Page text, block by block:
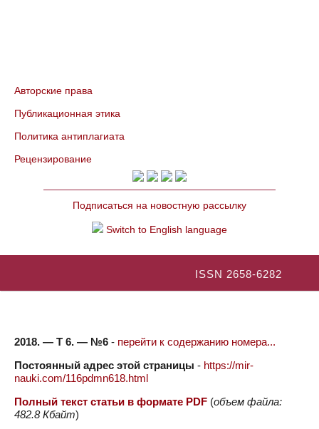
Авторские права
Публикационная этика
Политика антиплагиата
Рецензирование
Подписаться на новостную рассылку
Switch to English language
ISSN 2658-6282
2018. — Т 6. — №6 - перейти к содержанию номера...
Постоянный адрес этой страницы - https://mir-
nauki.com/116pdmn618.html
Полный текст статьи в формате PDF (объем файла:
482.8 Кбайт)